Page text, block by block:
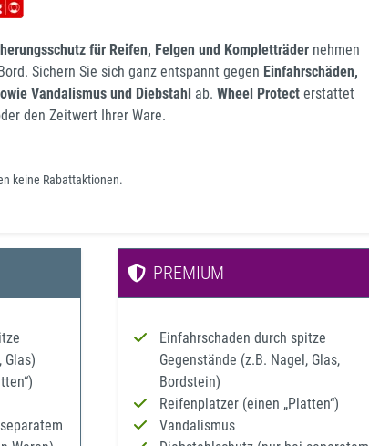
für Reifen, Felgen und Kompletträder nehmen
Sichern Sie sich ganz entspannt gegen Einfahrschäden,
Vandalismus und Diebstahl ab. Wheel Protect erstattet
den Zeitwert Ihrer Ware.
keine Rabattaktionen.
Glas)
PREMIUM
Einfahrschaden durch spitze
Gegenstände (z.B. Nagel, Glas,
Bordstein)
Reifenplatzer (einen „Platten“)
Vandalismus